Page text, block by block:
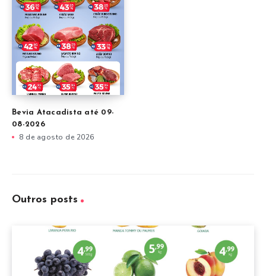
Bevia Atacadista até 09-
08-2026
8 de agosto de 2026
Outros posts